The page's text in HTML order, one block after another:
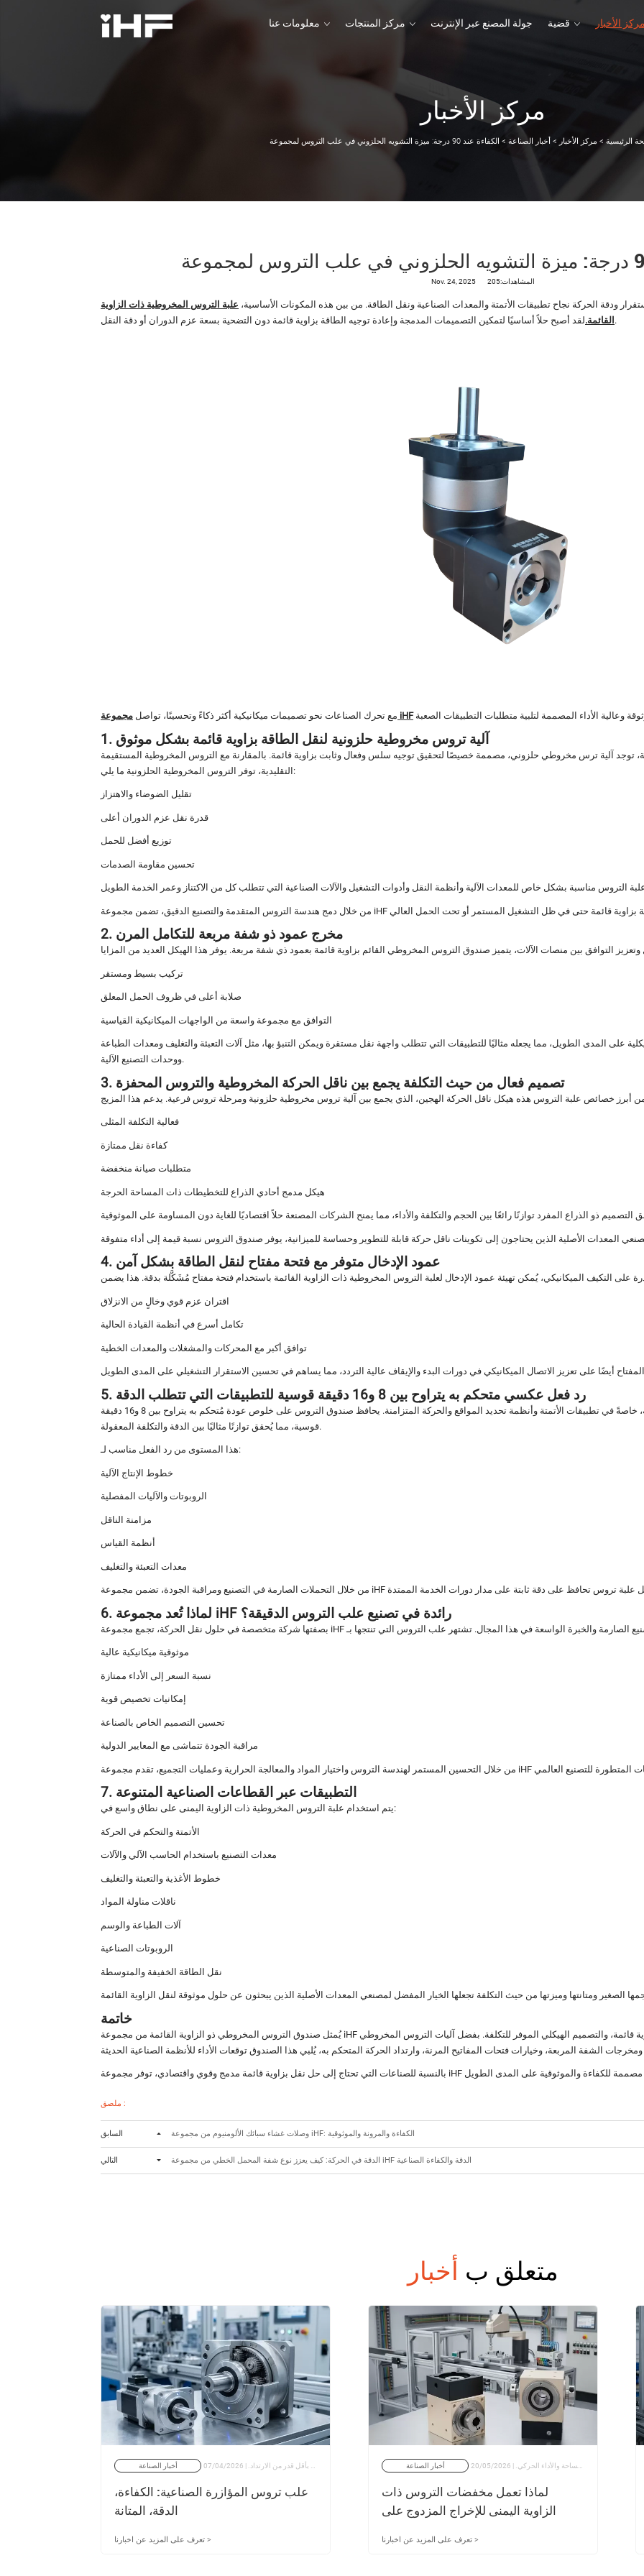
معلومات عنا مركز المنتجات جولة المصنع عبر الإنترنت
جولة المصنع عبر الإنترنت
قضية مركز الأخبار
مركز الأخبار
الرئيسية> مركز الأخبار > أخبار الصناعة >
Nov. 24, 2025 المشاهدات:205
ودقة الحركة نجاح تطبيقات الأتمتة والمعدات الصناعية ونقل الطاقة. من بين هذه المكونات الأساسية، علبة التروس المخروطية ذات الزاوية
القائمة. لقد أصبح حلاً أساسيًا لتمكين التصميمات المدمجة وإعادة توجيه الطاقة بزاوية قائمة دون التضحية بسعة عزم الدوران أو دقة النقل.
مع تحرك الصناعات نحو تصميمات ميكانيكية أكثر ذكاءً وتحسينًا، تواصل مجموعة iHF
1. آلية تروس مخروطية حلزونية لنقل الطاقة بزاوية قائمة بشكل موثوق
توجد آلية ترس مخروطي حلزوني، مصممة خصيصًا لتحقيق توجيه سلس وفعال وثابت بزاوية قائمة. بالمقارنة مع التروس المخروطية المستقيمة
التقليدية، توفر التروس المخروطية الحلزونية ما يلي:
تقليل الضوضاء والاهتزاز
قدرة نقل عزم الدوران أعلى
توزيع أفضل للحمل
تحسين مقاومة الصدمات
2. مخرج عمود ذو شفة مربعة للتكامل المرن
تركيب بسيط ومستقر
صلابة أعلى في ظروف الحمل المعلق
التوافق مع مجموعة واسعة من الواجهات الميكانيكية القياسية
على المدى الطويل، مما يجعله مثاليًا للتطبيقات التي تتطلب واجهة نقل مستقرة ويمكن التنبؤ بها، مثل آلات التعبئة والتغليف ومعدات الطباعة
ووحدات التصنيع الآلية.
3. تصميم فعال من حيث التكلفة يجمع بين ناقل الحركة المخروطية والتروس المحفزة
فعالية التكلفة المثلى
كفاءة نقل ممتازة
متطلبات صيانة منخفضة
هيكل مدمج أحادي الذراع للتخطيطات ذات المساحة الحرجة
4. عمود الإدخال متوفر مع فتحة مفتاح لنقل الطاقة بشكل آمن
اقتران عزم قوي وخالٍ من الانزلاق
تكامل أسرع في أنظمة القيادة الحالية
توافق أكبر مع المحركات والمشغلات والمعدات الخطية
5. رد فعل عكسي متحكم به يتراوح بين 8 و16 دقيقة قوسية للتطبيقات التي تتطلب الدقة
يؤثر رد الفعل العكسي بشكل مباشر على دقة الحركة، خاصةً في تطبيقات الأتمتة وأنظمة تحديد المواقع والحركة المتزامنة. يحافظ صندوق التروس على خلوص عودة مُتحكم به يتراوح بين 8 و16 دقيقة
قوسية، مما يُحقق توازنًا مثاليًا بين الدقة والتكلفة المعقولة.
هذا المستوى من رد الفعل مناسب لـ:
خطوط الإنتاج الآلية
الروبوتات والآليات المفصلية
مزامنة الناقل
أنظمة القياس
معدات التعبئة والتغليف
6. لماذا تُعد مجموعة iHF رائدة في تصنيع علب التروس الدقيقة؟
موثوقية ميكانيكية عالية
نسبة السعر إلى الأداء ممتازة
إمكانيات تخصيص قوية
تحسين التصميم الخاص بالصناعة
مراقبة الجودة تتماشى مع المعايير الدولية
7. التطبيقات عبر القطاعات الصناعية المتنوعة
يتم استخدام علبة التروس المخروطية ذات الزاوية اليمنى على نطاق واسع في:
الأتمتة والتحكم في الحركة
معدات التصنيع باستخدام الحاسب الآلي والآلات
خطوط الأغذية والتعبئة والتغليف
ناقلات مناولة المواد
آلات الطباعة والوسم
الروبوتات الصناعية
نقل الطاقة الخفيفة والمتوسطة
خاتمة
يُمثل صندوق التروس المخروطي ذو الزاوية القائمة من مجموعة iHF مزيجًا قويًا من الدقة الهندسية، ونقل الطاقة المستقر بزاوية قائمة، والتصميم الهيكلي الموفر للتكلفة. بفضل آليات التروس المخروطي
ملصق :
السابق وصلات غشاء سبائك الألومنيوم من مجموعة iHF: الكفاءة والمرونة والموثوقية
التالي الدقة في الحركة: كيف يعزز نوع شفة المحمل الخطي من مجموعة iHF الدقة والكفاءة الصناعية
متعلق ب أخبار
أخبار الصناعة في المشهد الصناعي الحالي، تُعدّ الدقة والكفاءة عنصرين أساسيين للحفاظ على الميزة التنافسية. ويُعتبر صندوق تروس المؤازرة مكونًا محوريًا في أنظمة التحكم بالحركة، حيث يحوّل خرج المحرك عالي السرعة إلى حركة دقيقة ومتحكم بها بأقل قدر من الارتداد. | 07/04/2026
علب تروس المؤازرة الصناعية: الكفاءة،
الدقة، المتانة
تعرف على المزيد عن اخبارنا >
أخبار الصناعة في تصميم خلايا التصنيع الآلية، والروبوتات متعددة المحاور، وخطوط التعبئة والتغليف عالية السرعة، يضطر المهندسون الميكانيكيون باستمرار إلى الحكم على تطابق وحشي بين محدودية المساحة والأداء الحركي. | 20/05/2026
لماذا تعمل مخفضات التروس ذات
الزاوية اليمنى للإخراج المزدوج على
تعرف على المزيد عن اخبارنا >